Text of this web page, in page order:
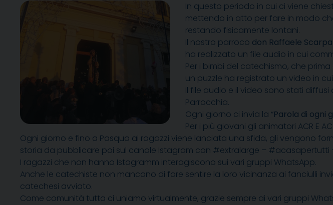
In questo periodo in cui ci viene
mettendo in atto per fare in modo
restando fisicamente lontani.
Il nostro parroco don Raffaele
ha realizzato un file audio in cui
Per i bimbi del catechismo, che
un puzzle ha registrato un video in
Il file audio e il video sono stati
Parrocchia.
Ogni giorno ci invia la “Parola di ogni
Per i più giovani gli animatori ACR E
Ogni giorno e fino a Pasqua ai ragazzi viene lanciata una sfida, gli vengono
storia da pubblicare poi sul canale Istagram con #extralarge –
I ragazzi che non hanno Istagramm interagiscono sui vari gruppi WhatsApp.
Anche le catechiste non mancano di fare sentire la loro vicinanza ai fanciulli
catechesi avviato.
Come comunità tutta ci uniamo virtualmente, grazie sempre ai vari gruppi